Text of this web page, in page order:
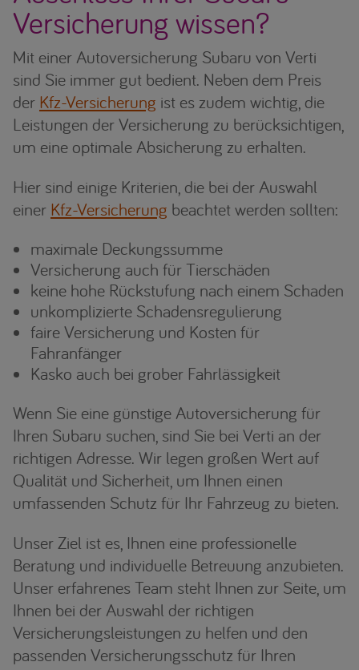
Versicherung wissen?
Mit einer Autoversicherung Subaru von Verti
sind Sie immer gut bedient. Neben dem Preis
der Kfz-Versicherung ist es zudem wichtig, die
Leistungen der Versicherung zu berücksichtigen,
um eine optimale Absicherung zu erhalten.
Hier sind einige Kriterien, die bei der Auswahl
einer Kfz-Versicherung beachtet werden sollten:
maximale Deckungssumme
Versicherung auch für Tierschäden
keine hohe Rückstufung nach einem Schaden
unkomplizierte Schadensregulierung
faire Versicherung und Kosten für
Fahranfänger
Kasko auch bei grober Fahrlässigkeit
Wenn Sie eine günstige Autoversicherung für
Ihren Subaru suchen, sind Sie bei Verti an der
richtigen Adresse. Wir legen großen Wert auf
Qualität und Sicherheit, um Ihnen einen
umfassenden Schutz für Ihr Fahrzeug zu bieten.
Unser Ziel ist es, Ihnen eine professionelle
Beratung und individuelle Betreuung anzubieten.
Unser erfahrenes Team steht Ihnen zur Seite, um
Ihnen bei der Auswahl der richtigen
Versicherungsleistungen zu helfen und den
passenden Versicherungsschutz für Ihren